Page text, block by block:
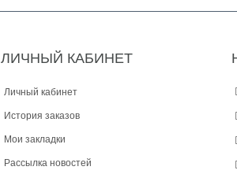
ЛИЧНЫЙ КАБИНЕТ
Личный кабинет
История заказов
Мои закладки
Рассылка новостей